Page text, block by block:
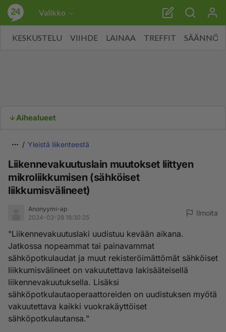
Valikko
KESKUSTELU VIIHDE LAINAA TREFFIT SÄÄNNÖT
Aihealueet
Yleistä liikenteestä
Liikennevakuutuslain muutokset liittyen
mikroliikkumisen (sähköiset
liikkumisvälineet)
Anonyymi-ap
2024-02-28 18:30:25
Ilmoita
"Liikennevakuutuslaki uudistuu kevään aikana.
Jatkossa nopeammat tai painavammat
sähköpotkulaudat ja muut rekisteröimättömät sähköiset
liikkumisvälineet on vakuutettava lakisääteisellä
liikennevakuutuksella. Lisäksi
sähköpotkulautaoperaattoreiden on uudistuksen myötä
vakuutettava kaikki vuokrakäyttöiset
sähköpotkulautansa."